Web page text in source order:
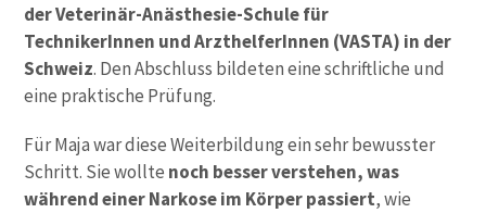
der Veterinär-Anästhesie-Schule für
TechnikerInnen und ArzthelferInnen (VASTA) in der
Schweiz. Den Abschluss bildeten eine schriftliche und
eine praktische Prüfung.
Für Maja war diese Weiterbildung ein sehr bewusster
Schritt. Sie wollte noch besser verstehen, was
während einer Narkose im Körper passiert, wie